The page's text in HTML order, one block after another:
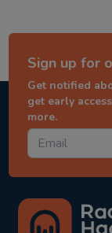
Sign up for
Get notified
get early
more.